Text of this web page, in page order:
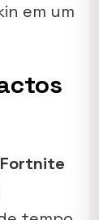
em um